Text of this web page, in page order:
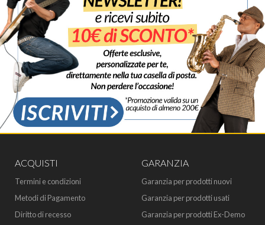
ACQUISTI
Termini e condizioni
Metodi di Pagamento
Diritto di recesso
GARANZIA
Garanzia per prodotti nuovi
Garanzia per prodotti usati
Garanzia per prodotti Ex-Demo